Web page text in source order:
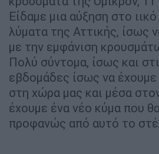
Είδαμε μια αύξηση στο
λύματα της Αττικής, ίσως
με την εμφάνιση
Πολύ σύντομα, ίσως και
εβδομάδες ίσως να
στη χώρα μας και μέσα
έχουμε ένα νέο κύμα που
προφανώς από αυτό το